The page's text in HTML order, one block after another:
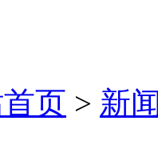
页 > 新